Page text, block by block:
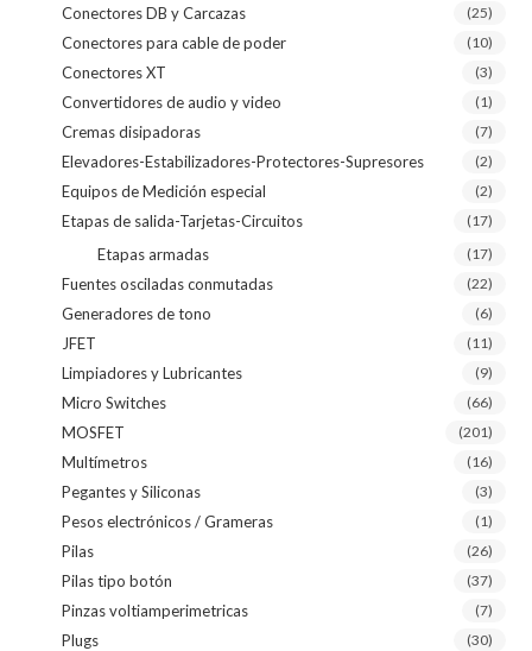
Conectores DB y Carcazas (25)
Conectores para cable de poder (10)
Conectores XT (3)
Convertidores de audio y video (1)
Cremas disipadoras (7)
Elevadores-Estabilizadores-Protectores-Supresores (2)
Equipos de Medición especial (2)
Etapas de salida-Tarjetas-Circuitos (17)
Etapas armadas (17)
Fuentes osciladas conmutadas (22)
Generadores de tono (6)
JFET (11)
Limpiadores y Lubricantes (9)
Micro Switches (66)
MOSFET (201)
Multímetros (16)
Pegantes y Siliconas (3)
Pesos electrónicos / Grameras (1)
Pilas (26)
Pilas tipo botón (37)
Pinzas voltiamperimetricas (7)
Plugs (30)